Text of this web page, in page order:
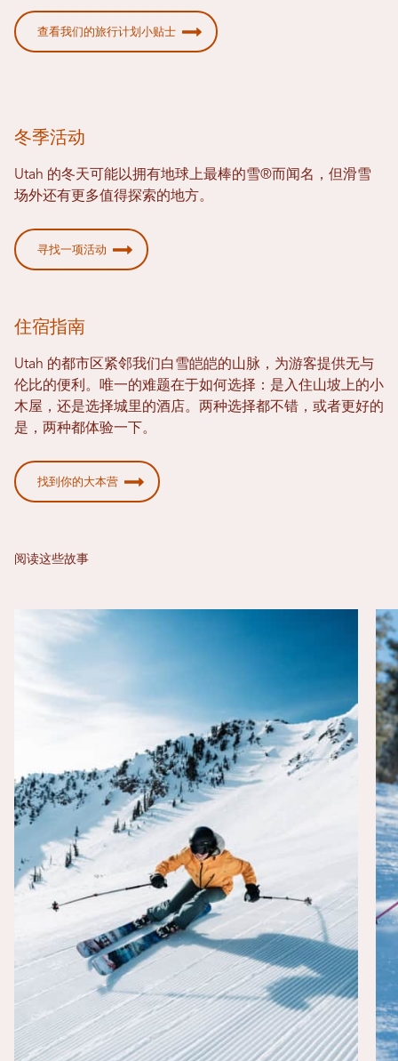
查看我们的旅行计划小贴士
冬季活动
Utah 的冬天可能以拥有地球上最棒的雪®而闻名，但滑雪
场外还有更多值得探索的地方。
寻找一项活动
住宿指南
Utah 的都市区紧邻我们白雪皑皑的山脉，为游客提供无与
伦比的便利。唯一的难题在于如何选择：是入住山坡上的小
木屋，还是选择城里的酒店。两种选择都不错，或者更好的
是，两种都体验一下。
找到你的大本营
阅读这些故事